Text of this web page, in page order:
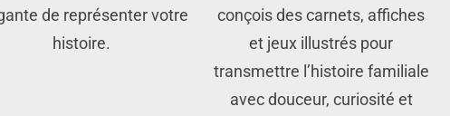
de représenter votre
histoire.
conçois des carnets, affiches
et jeux illustrés pour
transmettre l’histoire familiale
avec douceur, curiosité et